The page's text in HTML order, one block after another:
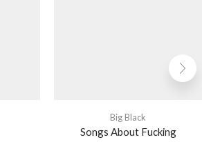
Big Black
Songs About Fucking